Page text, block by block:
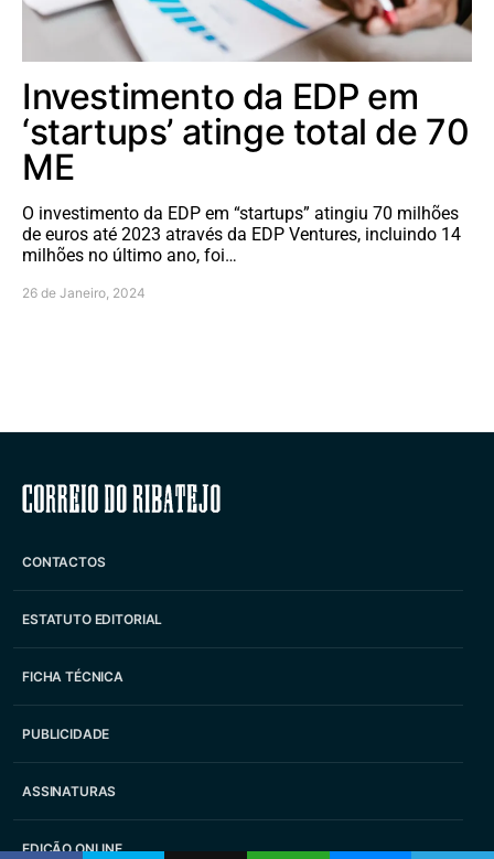
Investimento da EDP em
‘startups’ atinge total de 70
ME
O investimento da EDP em “startups” atingiu 70 milhões
de euros até 2023 através da EDP Ventures, incluindo 14
milhões no último ano, foi…
26 de Janeiro, 2024
Correio do Ribatejo
CONTACTOS
ESTATUTO EDITORIAL
FICHA TÉCNICA
PUBLICIDADE
ASSINATURAS
EDIÇÃO ONLINE